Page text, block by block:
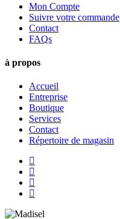
Mon Compte
Suivre votre commande
Contact
FAQs
à propos
Accueil
Entreprise
Boutique
Services
Contact
Répertoire de magasin